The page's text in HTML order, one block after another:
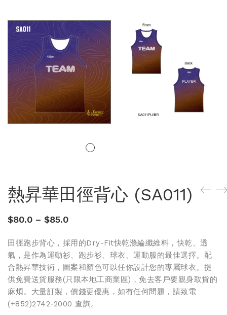
熱昇華田徑背心 (SA011)
$80.0 – $85.0
田徑跑步背心，採用的Dry-Fit快乾滌綸纖維料，快乾、透
氣，是作為運動衫、跑步衫、球衣、運動服的最佳選擇。配
合熱昇華技術，圖案和顏色可以任你設計您的專屬球衣。提
供免費送貨服務(只限本地工商業區)，免去客戶要親身取貨的
麻煩。大量訂製，價錢更優惠，如有任何問題，請致電
(+852)2742-2000 查詢。